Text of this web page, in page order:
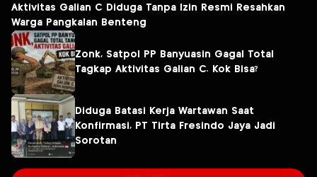
Aktivitas Galian C Diduga Tanpa Izin Resmi Resahkan
Warga Pangkalan Benteng
Zonk, Satpol PP Banyuasin Gagal Total
Tagkap Aktivitas Galian C. Kok Bisa?
Diduga Batasi Kerja Wartawan Saat
Konfirmasi, PT Tirta Fresindo Jaya Jadi
Sorotan